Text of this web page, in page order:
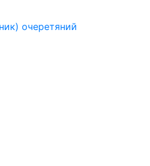
очеретяний